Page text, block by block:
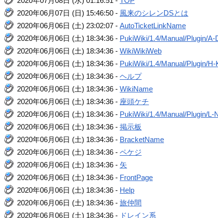
2020年06月07日 (日) 15:46:50 - 風来のシレンDSとは
2020年06月06日 (土) 23:02:07 -AutoTicketLinkName
2020年06月06日 (土) 18:34:36 - PukiWiki/1.4/Manual/Plugin/A-
2020年06月06日 (土) 18:34:36 -WikiWikiWeb
2020年06月06日 (土) 18:34:36 - PukiWiki/1.4/Manual/Plugin/H-
2020年06月06日 (土) 18:34:36 -ヘルプ
2020年06月06日 (土) 18:34:36 -WikiName
2020年06月06日 (土) 18:34:36 - 座頭ケチ
2020年06月06日 (土) 18:34:36 - PukiWiki/1.4/Manual/Plugin/L-
2020年06月06日 (土) 18:34:36 -掲示板
2020年06月06日 (土) 18:34:36 - BracketName
2020年06月06日 (土) 18:34:36 -ペケジ
2020年06月06日 (土) 18:34:36 - 矢
2020年06月06日 (土) 18:34:36 - FrontPage
2020年06月06日 (土) 18:34:36 - Help
2020年06月06日 (土) 18:34:36 -旅仲間
2020年06月06日 (土) 18:34:36 - ドレイン系